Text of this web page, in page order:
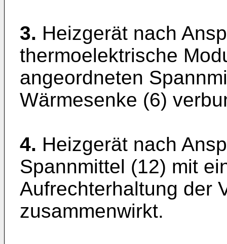
3. Heizgerät nach
thermoelektrische
angeordneten
Wärmesenke (6)
4. Heizgerät nach
Spannmittel (12) mit
Aufrechterhaltung der
zusammenwirkt.